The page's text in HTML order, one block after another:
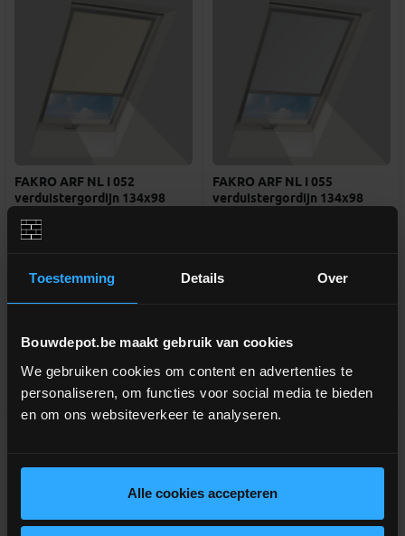
Toestemming Details Over
Bouwdepot.be maakt gebruik van cookies
We gebruiken cookies om content en advertenties te
personaliseren, om functies voor social media te bieden
en om ons websiteverkeer te analyseren.
Alle cookies accepteren
FAKRO ARF NL I 052
verduistergordijn 134x98
Verduisteringsgordijn beige voor
meer info
Vergelijken
FAKRO ARF NL I 055
verduistergordijn 134x98
meer info
Vergelijken